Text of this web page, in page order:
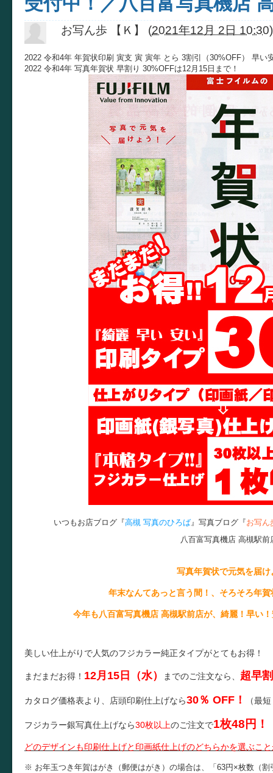
お写ん歩 【Ｋ】 (2021年12月 2日 10:30)
2022 令和4年 年賀状印刷 寅支 寅 寅年 とら 3割引（30%OFF） 早い
2022 令和4年 写真年賀状 早割り 30%OFFは12月15日まで！
いつもお店ブログ『高槻 写真のひろば』写真ブログ『お写ん
八百富写真機店 高槻駅前
写真年賀状で元気を届け
年末なんてあっと言う間！、そろそろ年
今年も八百富写真機店 高槻駅前店が、綺麗！早い
美しい仕上がりで人気のフジカラー純正タイプがとてもお得！
まだまだお得！ 12月15日（水） までのご注文なら、 超早
カタログ価格表より、店頭印刷仕上げなら30％ OFF！ （最
フジカラー銀写真仕上げなら30枚以上のご注文で1枚48円！
どのデザインも印刷仕上げと印画紙仕上げのどちらかを選ぶこ
※ お年玉つき年賀はがき（郵便はがき）の場合は、「63円×枚数（